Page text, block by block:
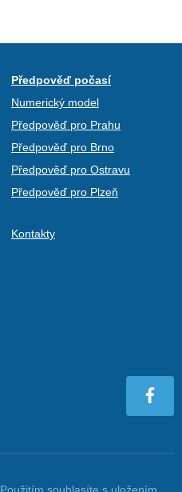
Předpověď počasí
Numerický model
Předpověď pro Prahu
Předpověď pro Brno
Předpověď pro Ostravu
Předpověď pro Plzeň
Kontakty
Použitím souhlasíte s uložením